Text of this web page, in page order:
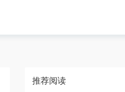
推荐阅读